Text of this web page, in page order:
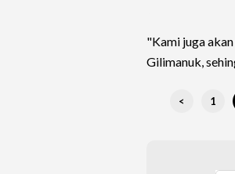
"Kami juga
Gilimanuk,
< 1